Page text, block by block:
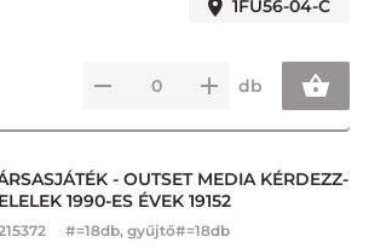
1FU56-04-C
db
- OUTSET MEDIA KÉRDEZZ-
1990-ES ÉVEK 19152
#=18db, gyűjtő#=18db